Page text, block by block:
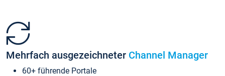
Mehrfach ausgezeichneter Channel Manager
60+ führende Portale